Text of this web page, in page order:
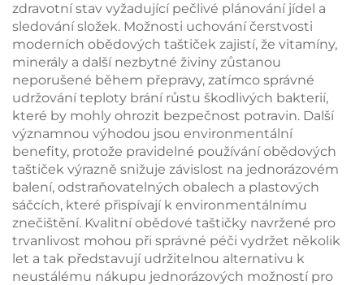
zdravotní stav vyžadující pečlivé plánování jídel a
sledování složek. Možnosti uchování čerstvosti
moderních obědových taštiček zajistí, že vitamíny,
minerály a další nezbytné živiny zůstanou
neporušené během přepravy, zatímco správné
udržování teploty brání růstu škodlivých bakterií,
které by mohly ohrozit bezpečnost potravin. Další
významnou výhodou jsou environmentální
benefity, protože pravidelné používání obědových
taštiček výrazně snižuje závislost na jednorázovém
balení, odstraňovatelných obalech a plastových
sáčcích, které přispívají k environmentálnímu
znečištění. Kvalitní obědové taštičky navržené pro
trvanlivost mohou při správné péči vydržet několik
let a tak představují udržitelnou alternativu k
neustálému nákupu jednorázových možností pro